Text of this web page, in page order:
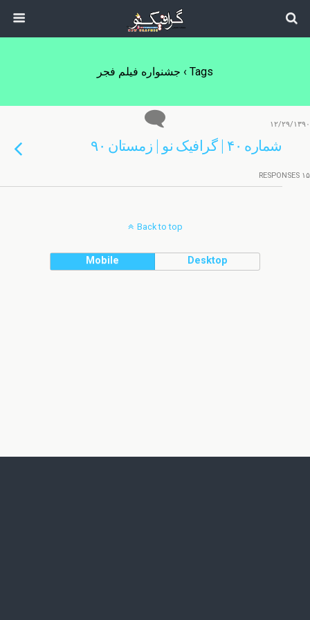
Tags › جشنواره فیلم فجر
۱۲/۲۹/۱۳۹۰
شماره ۴۰ | گرافیک نو | زمستان ۹۰
۱۵ RESPONSES
Back to top
Mobile Desktop